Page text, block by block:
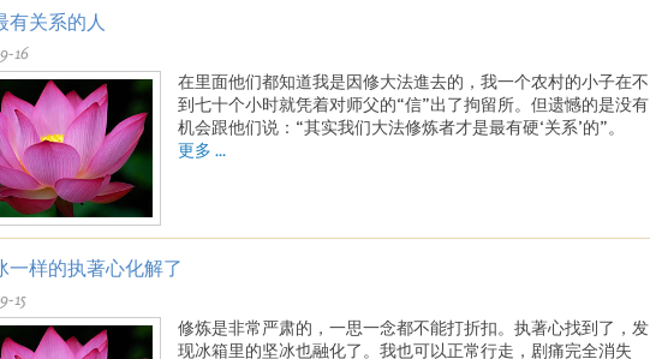
有关系的人
16
在里面他们都知道我是因修大法進去的，我一个农村的小子在不
到七十个小时就凭着对师父的“信”出了拘留所。但遗憾的是没有
机会跟他们说：“其实我们大法修炼者才是最有硬‘关系’的”。
更多 ...
一样的执著心化解了
15
修炼是非常严肃的，一思一念都不能打折扣。执著心找到了，发
现冰箱里的坚冰也融化了。我也可以正常行走，剧痛完全消失